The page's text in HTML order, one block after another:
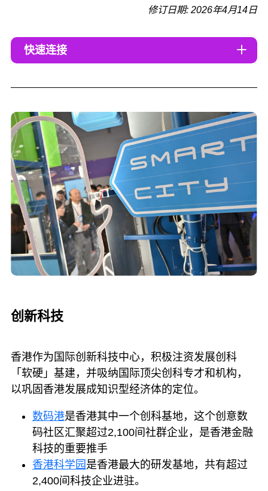
修订日期: 2026年4月14日
快速连接
创新科技
香港作为国际创新科技中心，积极注资发展创科
「软硬」基建，并吸纳国际顶尖创科专才和机构，
以巩固香港发展成知识型经济体的定位。
数码港是香港其中一个创科基地，这个创意数
码社区汇聚超过2,100间社群企业，是香港金融
科技的重要推手
香港科学园 是香港最大的研发基地，共有超过
2,400间科技企业进驻。